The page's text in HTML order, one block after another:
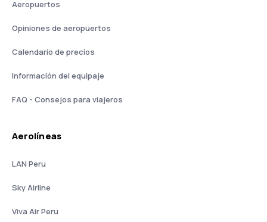
Aeropuertos
Opiniones de aeropuertos
Calendario de precios
Información del equipaje
FAQ - Consejos para viajeros
Aerolíneas
LAN Peru
Sky Airline
Viva Air Peru